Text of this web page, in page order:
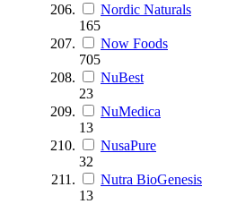
Nordic Naturals
165
Now Foods
705
NuBest
23
NuMedica
13
NusaPure
32
Nutra BioGenesis
13